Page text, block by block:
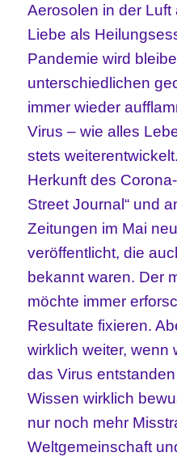
Aerosolen in der
Liebe als
Pandemie wird
unterschiedlichen
immer wieder
Virus – wie alles
stets
Herkunft des
Street Journal“ und
Zeitungen im Mai
veröffentlicht, die
bekannt waren. Der
möchte immer
Resultate fixieren.
wirklich weiter, wenn
das Virus
Wissen wirklich
nur noch mehr
Weltgemeinschaft